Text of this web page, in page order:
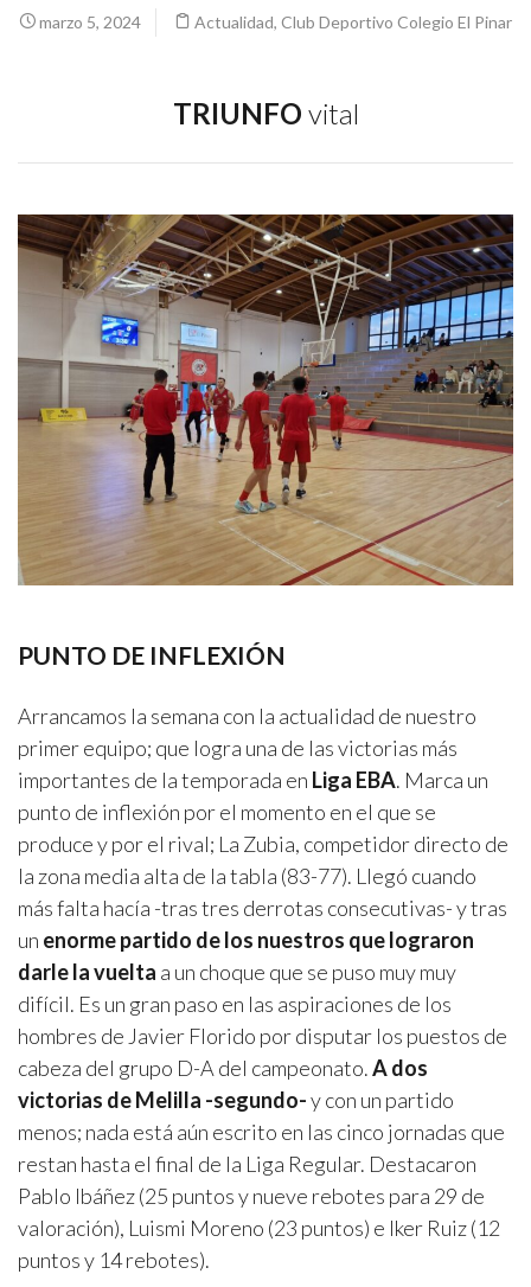
marzo 5, 2024 Actualidad, Club Deportivo Colegio El Pinar
TRIUNFO vital
PUNTO DE INFLEXIÓN
Arrancamos la semana con la actualidad de nuestro
primer equipo; que logra una de las victorias más
importantes de la temporada en Liga EBA. Marca un
punto de inflexión por el momento en el que se
produce y por el rival; La Zubia, competidor directo de
la zona media alta de la tabla (83-77). Llegó cuando
más falta hacía -tras tres derrotas consecutivas- y tras
un enorme partido de los nuestros que lograron
darle la vuelta a un choque que se puso muy muy
difícil. Es un gran paso en las aspiraciones de los
hombres de Javier Florido por disputar los puestos de
cabeza del grupo D-A del campeonato.A dos
victorias de Melilla -segundo-y con un partido
menos; nada está aún escrito en las cinco jornadas que
restan hasta el final de la Liga Regular. Destacaron
Pablo Ibáñez (25 puntos y nueve rebotes para 29 de
valoración), Luismi Moreno (23 puntos) e Iker Ruiz (12
puntos y 14 rebotes).